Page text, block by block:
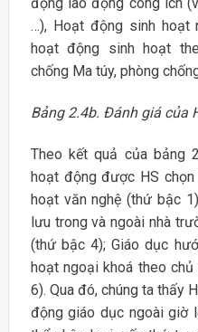
động lao động công ích
…), Hoạt động sinh hoạt
hoạt động sinh hoạt
chống Ma túy, phòng
Bảng 2.4b. Đánh giá của
Theo kết quả của bảng
hoạt động được HS
hoạt văn nghệ (thứ bậc
lưu trong và ngoài nhà
(thứ bậc 4); Giáo dục
hoạt ngoại khoá theo
6). Qua đó, chúng ta thấy
động giáo dục ngoài giờ